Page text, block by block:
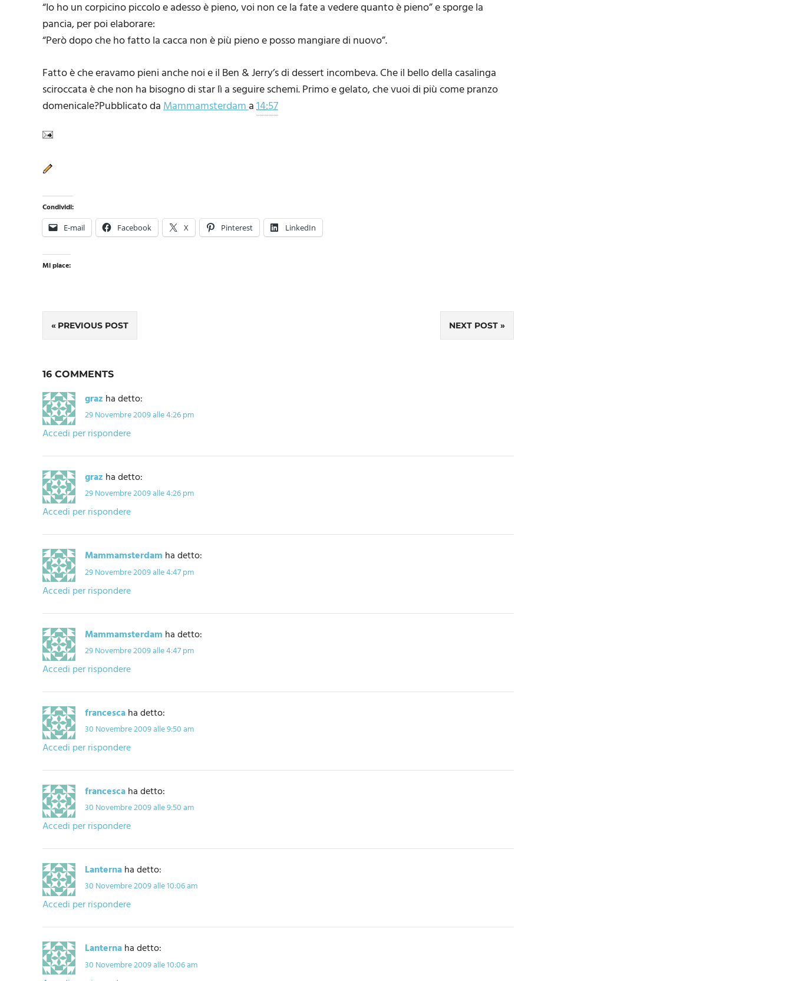
“Io ho un corpicino piccolo e adesso è pieno, voi non ce la fate a vedere quanto è pieno” e sporge la
pancia, per poi elaborare:
“Però dopo che ho fatto la cacca non è più pieno e posso mangiare di nuovo”.
Fatto è che eravamo pieni anche noi e il Ben & Jerry’s di dessert incombeva. Che il bello della casalinga
sciroccata è che non ha bisogno di star lì a seguire schemi. Primo e gelato, che vuoi di più come pranzo
domenicale?Pubblicato daMammamsterdama14:57
Condividi:
E-mail Facebook X Pinterest LinkedIn
Mi piace:
Navigazione
PREVIOUS POST NEXT POST
16 COMMENTS
graz ha detto:
29 Novembre 2009 alle 4:26 pm
Accedi per rispondere
graz ha detto:
29 Novembre 2009 alle 4:26 pm
Accedi per rispondere
Mammamsterdam ha detto:
29 Novembre 2009 alle 4:47 pm
Accedi per rispondere
Mammamsterdam ha detto:
29 Novembre 2009 alle 4:47 pm
Accedi per rispondere
francescaha detto:
30 Novembre 2009 alle 9:50 am
Accedi per rispondere
francescaha detto:
30 Novembre 2009 alle 9:50 am
Accedi per rispondere
Lanternaha detto:
30 Novembre 2009 alle 10:06 am
Accedi per rispondere
Lanternaha detto:
30 Novembre 2009 alle 10:06 am